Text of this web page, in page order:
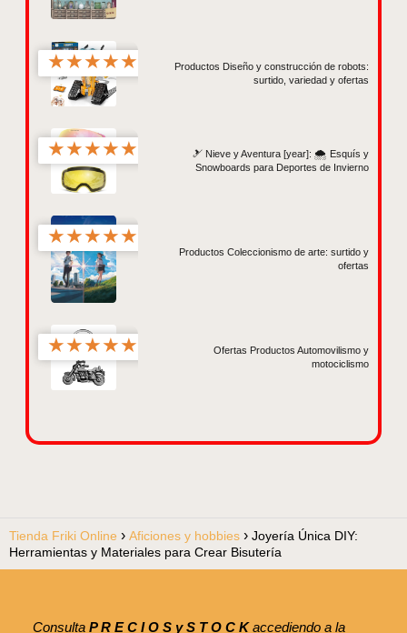
★★★★★
Productos Diseño y construcción de robots:
surtido, variedad y ofertas
★★★★★
🎿 Nieve y Aventura [year]: 🌨️ Esquís y
Snowboards para Deportes de Invierno
★★★★★
Productos Coleccionismo de arte: surtido y
ofertas
★★★★★
Ofertas Productos Automovilismo y
motociclismo
Tienda Friki Online Aficiones y hobbies
Joyería Única DIY:
Herramientas y Materiales para Crear Bisutería
Consulta P R E C I O S y S T O C Kaccediendo a la